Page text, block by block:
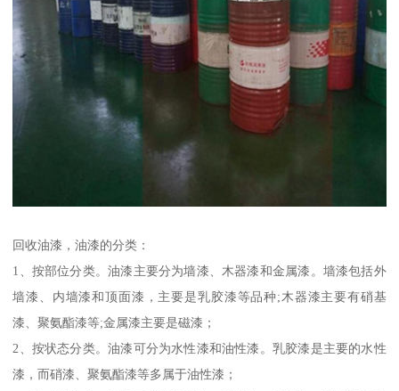
回收油漆，油漆的分类：
1、按部位分类。油漆主要分为墙漆、木器漆和金属漆。墙漆包括外
墙漆、内墙漆和顶面漆，主要是乳胶漆等品种;木器漆主要有硝基
漆、聚氨酯漆等;金属漆主要是磁漆；
2、按状态分类。油漆可分为水性漆和油性漆。乳胶漆是主要的水性
漆，而硝漆、聚氨酯漆等多属于油性漆；